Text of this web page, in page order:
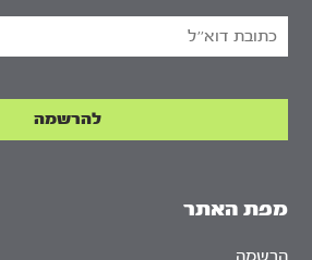
מפת האתר